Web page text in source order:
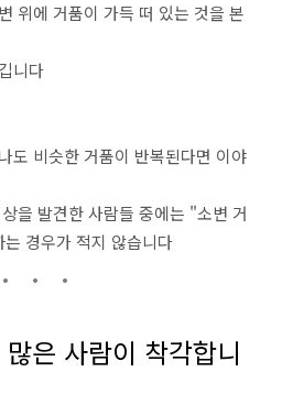
위에 거품이 가득 떠 있는 것을 본
니다
도 비슷한 거품이 반복된다면 이야
을 발견한 사람들 중에는 "소변 거
경우가 적지 않습니다
은 사람이 착각합니